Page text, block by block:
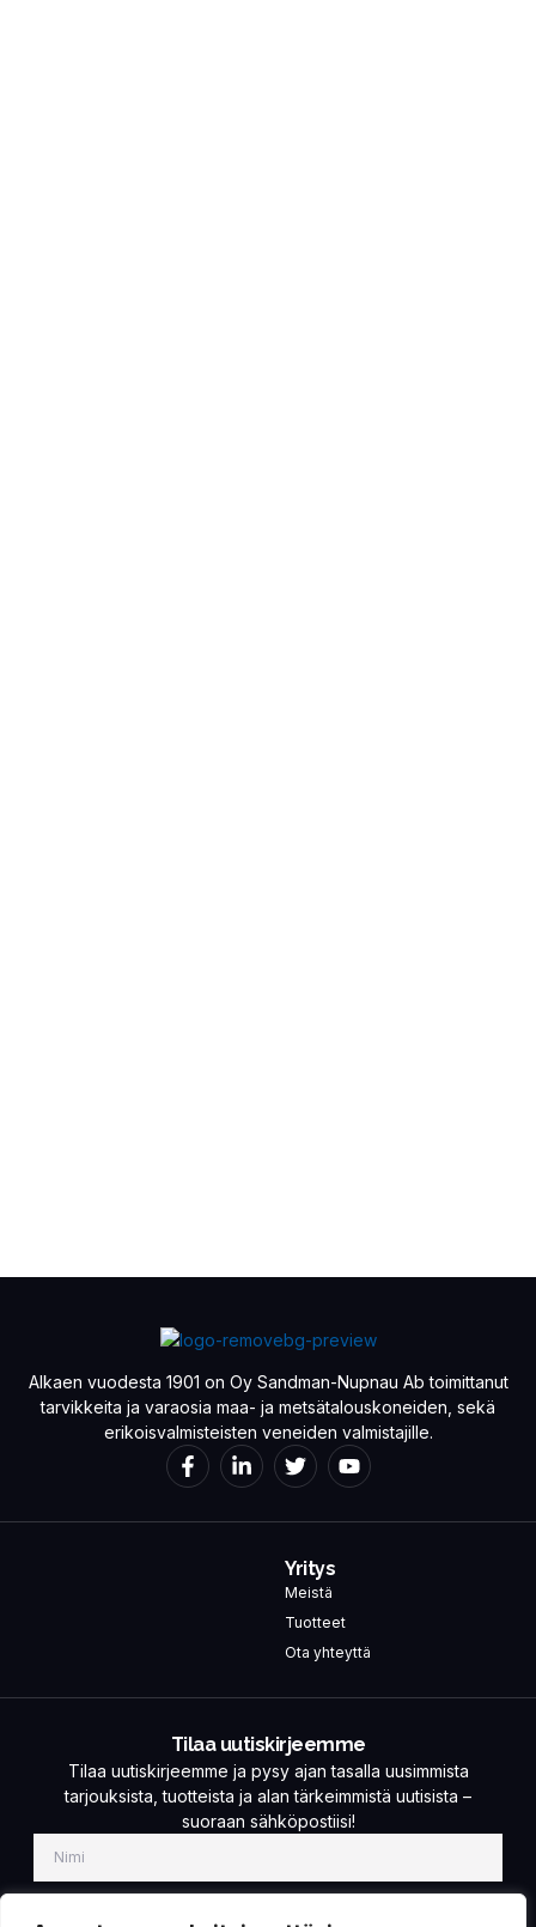
Alkaen vuodesta 1901 on Oy Sandman-Nupnau Ab toimittanut
tarvikkeita ja varaosia maa- ja metsätalouskoneiden, sekä
erikoisvalmisteisten veneiden valmistajille.
Yritys
Meistä
Tuotteet
Ota yhteyttä
Tilaa uutiskirjeemme
Tilaa uutiskirjeemme ja pysy ajan tasalla uusimmista
tarjouksista, tuotteista ja alan tärkeimmistä uutisista –
suoraan sähköpostiisi!